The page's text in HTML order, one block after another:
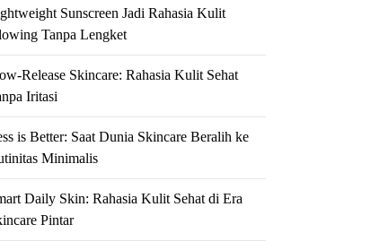
Sunscreen Jadi Rahasia Kulit
Tanpa Lengket
Release Skincare: Rahasia Kulit Sehat
Iritasi
is Better: Saat Dunia Skincare Beralih ke
Minimalis
Daily Skin: Rahasia Kulit Sehat di Era
Pintar